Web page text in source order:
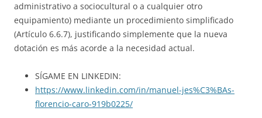
administrativo a sociocultural o a cualquier otro
equipamiento) mediante un procedimiento simplificado
(Artículo 6.6.7), justificando simplemente que la nueva
dotación es más acorde a la necesidad actual.
SÍGAME EN LINKEDIN:
https://www.linkedin.com/in/manuel-jes%C3%BAs-
florencio-caro-919b0225/